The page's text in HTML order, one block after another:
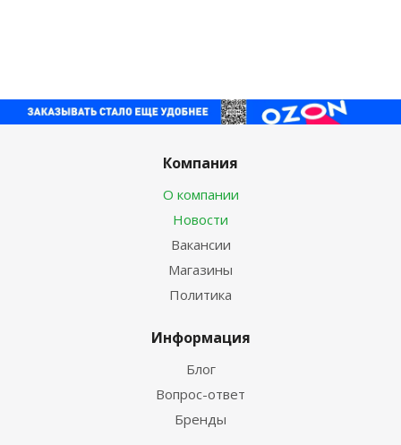
Компания
О компании
Новости
Вакансии
Магазины
Политика
Информация
Блог
Вопрос-ответ
Бренды